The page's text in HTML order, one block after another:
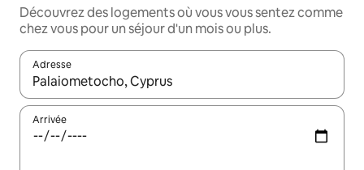
Découvrez des logements où vous vous sentez comme
chez vous pour un séjour d'un mois ou plus.
Adresse
Lorsque les résultats s'affichent, utilisez les flèches vers le
Arrivée